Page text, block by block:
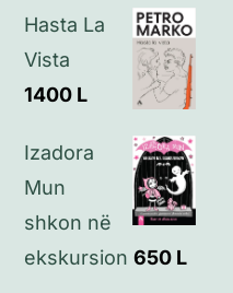
Hasta La
Vista
1400 L
Izadora
Mun
shkon në
ekskursion 650 L